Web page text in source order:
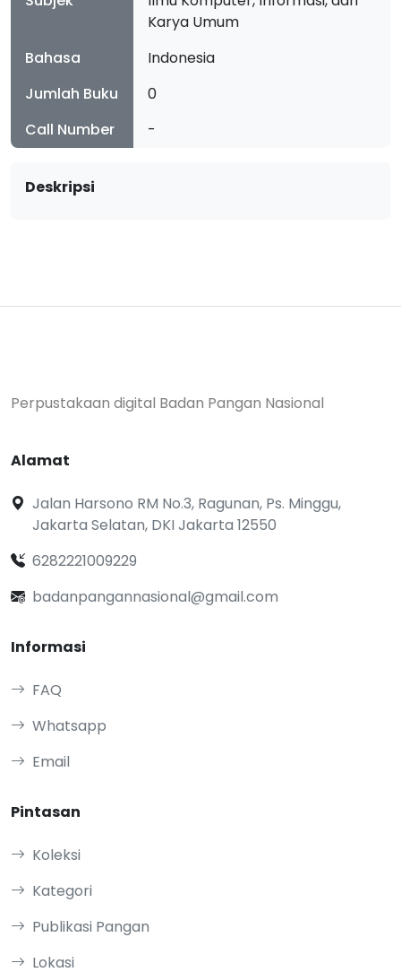
Karya Umum
Bahasa
Indonesia
Jumlah Buku
0
Call Number
-
Deskripsi
Perpustakaan digital Badan Pangan Nasional
Alamat
Jalan Harsono RM No.3, Ragunan, Ps. Minggu,
Jakarta Selatan, DKI Jakarta 12550
6282221009229
badanpangannasional@gmail.com
Informasi
FAQ
Whatsapp
Email
Pintasan
Koleksi
Kategori
Publikasi Pangan
Lokasi